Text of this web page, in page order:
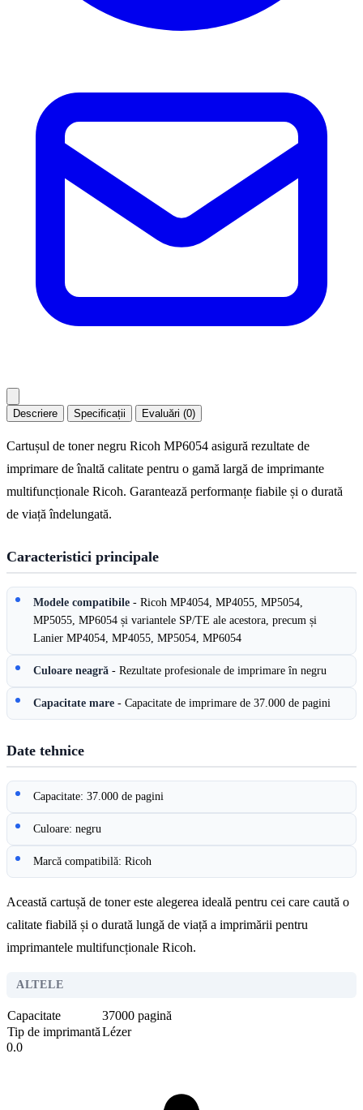
Descriere Specificații Evaluări (0)
Cartușul de toner negru Ricoh MP6054 asigură rezultate de
imprimare de înaltă calitate pentru o gamă largă de imprimante
multifuncționale Ricoh. Garantează performanțe fiabile și o durată
de viață îndelungată.
Caracteristici principale
Modele compatibile - Ricoh MP4054, MP4055, MP5054,
MP5055, MP6054 și variantele SP/TE ale acestora, precum și
Lanier MP4054, MP4055, MP5054, MP6054
Culoare neagră - Rezultate profesionale de imprimare în negru
Capacitate mare - Capacitate de imprimare de 37.000 de pagini
Date tehnice
Capacitate: 37.000 de pagini
Culoare: negru
Marcă compatibilă: Ricoh
Această cartușă de toner este alegerea ideală pentru cei care caută o
calitate fiabilă și o durată lungă de viață a imprimării pentru
imprimantele multifuncționale Ricoh.
ALTELE
Capacitate
37000 pagină
Tip de imprimantăLézer
0.0